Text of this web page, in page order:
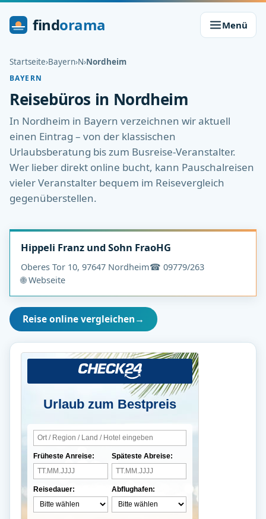
findorama Menü
Startseite›Bayern›N›Nordheim
BAYERN
Reisebüros in Nordheim
In Nordheim in Bayern verzeichnen wir aktuell
einen Eintrag – von der klassischen
Urlaubsberatung bis zum Busreise-Veranstalter.
Wer lieber direkt online bucht, kann Pauschalreisen
vieler Veranstalter bequem im Reisevergleich
gegenüberstellen.
Hippeli Franz und Sohn FraoHG
Oberes Tor 10, 97647 Nordheim☎ 09779/263
🌐 Webseite
Reise online vergleichen→
Urlaub zum Bestpreis
Früheste Anreise:
Reisedauer:
Späteste Abreise:
Abflughafen: